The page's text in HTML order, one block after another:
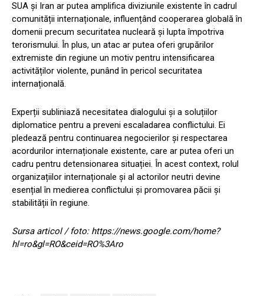
SUA și Iran ar putea amplifica diviziunile existente în cadrul
comunității internaționale, influențând cooperarea globală în
domenii precum securitatea nucleară și lupta împotriva
terorismului. În plus, un atac ar putea oferi grupărilor
extremiste din regiune un motiv pentru intensificarea
activităților violente, punând în pericol securitatea
internațională.
Experții subliniază necesitatea dialogului și a soluțiilor
diplomatice pentru a preveni escaladarea conflictului. Ei
pledează pentru continuarea negocierilor și respectarea
acordurilor internaționale existente, care ar putea oferi un
cadru pentru detensionarea situației. În acest context, rolul
organizațiilor internaționale și al actorilor neutri devine
esențial în medierea conflictului și promovarea păcii și
stabilității în regiune.
Sursa articol / foto: https://news.google.com/home?
hl=ro&gl=RO&ceid=RO%3Aro